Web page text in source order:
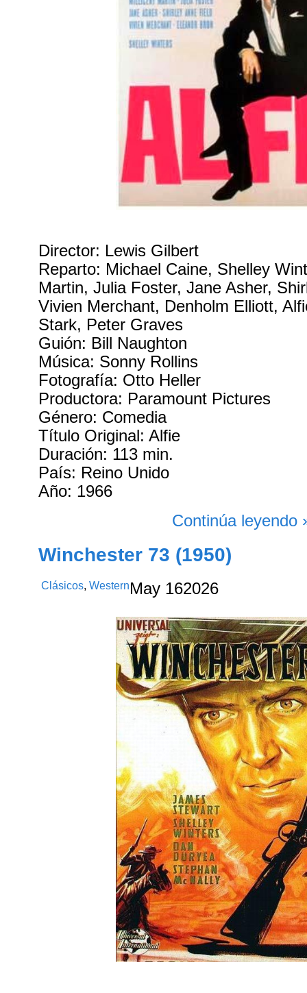
Director: Lewis Gilbert
Reparto: Michael Caine, Shelley
Martin, Julia Foster, Jane Asher,
Vivien Merchant, Denholm Elliott,
Stark, Peter Graves
Guión: Bill Naughton
Música: Sonny Rollins
Fotografía: Otto Heller
Productora: Paramount Pictures
Género: Comedia
Título Original: Alfie
Duración: 113 min.
País: Reino Unido
Año: 1966
Continúa leyendo
Winchester 73 (1950)
Clásicos,WesternMay 162026